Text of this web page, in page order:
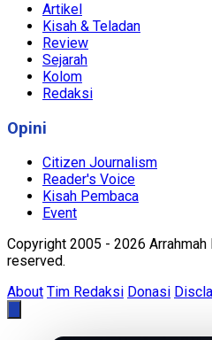
Artikel
Kisah & Teladan
Review
Sejarah
Kolom
Redaksi
Opini
Citizen Journalism
Reader's Voice
Kisah Pembaca
Event
Copyright 2005 - 2026
reserved.
About Tim Redaksi Donasi